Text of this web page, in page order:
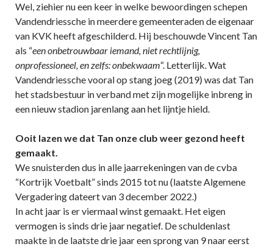
Wel, ziehier nu een keer in welke bewoordingen schepen
Vandendriessche in meerdere gemeenteraden de eigenaar
van KVK heeft afgeschilderd. Hij beschouwde Vincent Tan
als “een onbetrouwbaar iemand, niet rechtlijnig,
onprofessioneel, en zelfs: onbekwaam“. Letterlijk. Wat
Vandendriessche vooral op stang joeg (2019) was dat Tan
het stadsbestuur in verband met zijn mogelijke inbreng in
een nieuw stadion jarenlang aan het lijntje hield.
Ooit lazen we dat Tan onze club weer gezond heeft
gemaakt.
We snuisterden dus in alle jaarrekeningen van de cvba
“Kortrijk Voetbalt” sinds 2015 tot nu (laatste Algemene
Vergadering dateert van 3 december 2022.)
In acht jaar is er viermaal winst gemaakt. Het eigen
vermogen is sinds drie jaar negatief. De schuldenlast
maakte in de laatste drie jaar een sprong van 9 naar eerst